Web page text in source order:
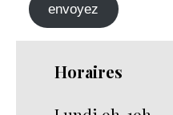
envoyez
Horaires